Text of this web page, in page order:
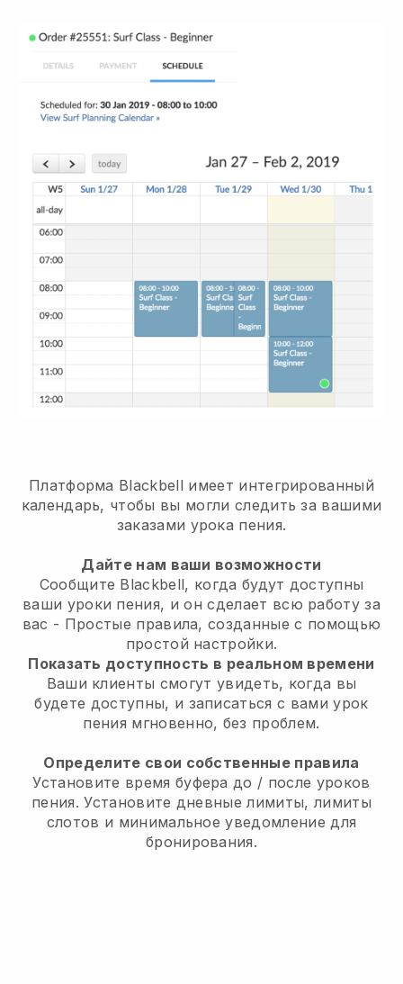
Платформа Blackbell имеет интегрированный
календарь, чтобы вы могли следить за вашими
заказами урока пения.
Дайте нам ваши возможности
Сообщите Blackbell, когда будут доступны
ваши уроки пения, и он сделает всю работу за
вас - Простые правила, созданные с помощью
простой настройки.
Показать доступность в реальном времени
Ваши клиенты смогут увидеть, когда вы
будете доступны, и записаться с вами урок
пения мгновенно, без проблем.
Определите свои собственные правила
Установите время буфера до / после уроков
пения. Установите дневные лимиты, лимиты
слотов и минимальное уведомление для
бронирования.